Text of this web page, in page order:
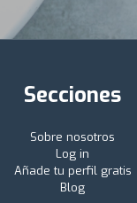
Secciones
Sobre nosotros
Log in
Añade tu perfil gratis
Blog